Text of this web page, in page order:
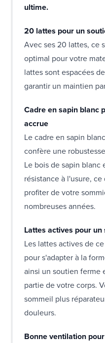
ultime.
20 lattes pour un
Avec ses 20 lattes, ce
optimal pour votre
lattes sont espacées
garantir un maintien
Cadre en sapin blanc
accrue
Le cadre en sapin
confère une
Le bois de sapin blanc
résistance à l'usure,
profiter de votre
nombreuses années.
Lattes actives pour
Les lattes actives de
pour s'adapter à la
ainsi un soutien ferme
partie de votre corps.
sommeil plus
douleurs.
Bonne ventilation